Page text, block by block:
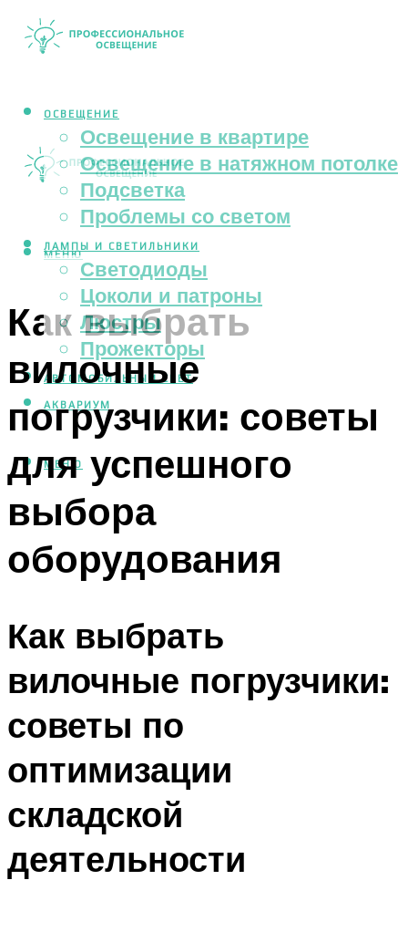
ОСВЕЩЕНИЕ
Освещение в квартире
Освещение в натяжном потолке
Подсветка
Проблемы со светом
ЛАМПЫ И СВЕТИЛЬНИКИ
Светодиоды
Цоколи и патроны
Люстры
Прожекторы
АВТОМОБИЛЬНЫЙ СВЕТ
АКВАРИУМ
МЕНЮ
МЕНЮ
Как выбрать
вилочные
погрузчики: советы
для успешного
выбора
оборудования
Как выбрать
вилочные погрузчики:
советы по
оптимизации
складской
деятельности